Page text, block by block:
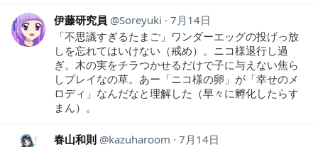
伊藤研究員 Soreyuki
7月14日
「不思議すぎるたまご」ワンダーエッグの投げっ放
しを忘れてはいけない（戒め）。ニコ様退行し過
ぎ。木の実をチラつかせるだけで子に与えない焦ら
しプレイなの草。あー「ニコ様の卵」が「幸せのメ
ロディ」なんだなと理解した（早々に孵化したらす
まん）。
春山和則 kazuharoom
7月14日